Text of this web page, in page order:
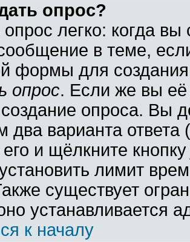
опрос?
легко: когда
в теме,
формы для
опрос. Если же вы её
опроса. Вы
два варианта ответа
его и щёлкните
лимит
существует
устанавливается
к началу